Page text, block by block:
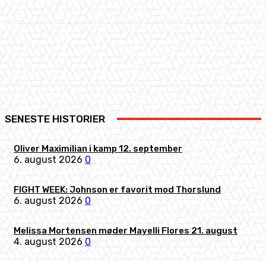
SENESTE HISTORIER
Oliver Maximilian i kamp 12. september
6. august 2026 0
FIGHT WEEK: Johnson er favorit mod Thorslund
6. august 2026 0
Melissa Mortensen møder Mayelli Flores 21. august
4. august 2026 0